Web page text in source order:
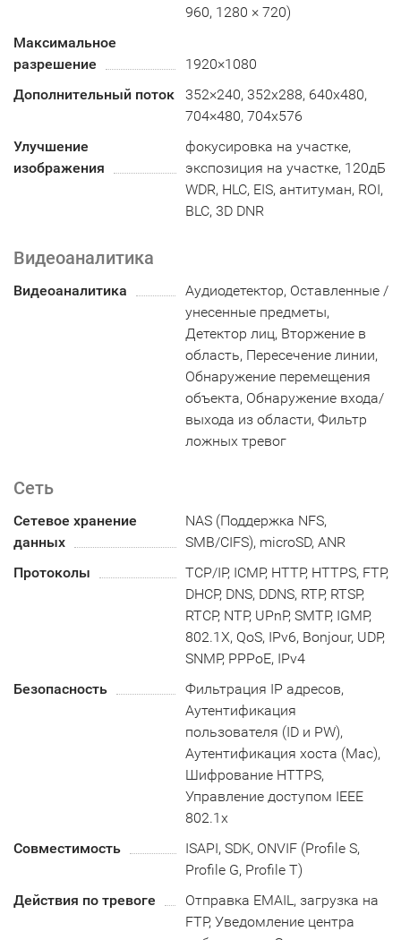
960, 1280 × 720)
Максимальное
разрешение
1920×1080
Дополнительный поток
352×240, 352х288, 640x480,
704×480, 704x576
Улучшение
изображения
фокусировка на участке,
экспозиция на участке, 120дБ
WDR, HLC, EIS, антитуман, ROI,
BLC, 3D DNR
Видеоаналитика
Видеоаналитика
Аудиодетектор, Оставленные /
унесенные предметы,
Детектор лиц, Вторжение в
область, Пересечение линии,
Обнаружение перемещения
объекта, Обнаружение входа/
выхода из области, Фильтр
ложных тревог
Сеть
Сетевое хранение
данных
NAS (Поддержка NFS,
SMB/CIFS), microSD, ANR
Протоколы
TCP/IP, ICMP, HTTP, HTTPS, FTP,
DHCP, DNS, DDNS, RTP, RTSP,
RTCP, NTP, UPnP, SMTP, IGMP,
802.1X, QoS, IPv6, Bonjour, UDP,
SNMP, PPPoE, IPv4
Безопасность
Фильтрация IP адресов,
Аутентификация
пользователя (ID и PW),
Аутентификация хоста (Mac),
Шифрование HTTPS,
Управление доступом IEEE
802.1x
Совместимость
ISAPI, SDK, ONVIF (Profile S,
Profile G, Profile T)
Действия по тревоге
Отправка EMAIL, загрузка на
FTP, Уведомление центра